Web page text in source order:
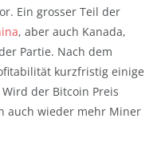
Ein grosser Teil der
, aber auch Kanada,
Partie. Nach dem
kurzfristig einige
der Bitcoin Preis
auch wieder mehr Miner